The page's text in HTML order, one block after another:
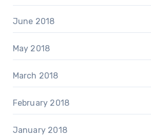
June 2018
May 2018
March 2018
February 2018
January 2018